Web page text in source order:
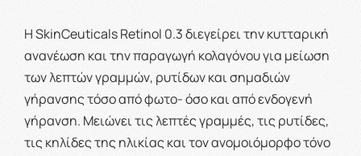
Η SkinCeuticals Retinol 0.3 διεγείρει την κυτταρική
ανανέωση και την παραγωγή κολαγόνου για μείωση
των λεπτών γραμμών, ρυτίδων και σημαδιών
γήρανσης τόσο από φωτο- όσο και από ενδογενή
γήρανση. Μειώνει τις λεπτές γραμμές, τις ρυτίδες,
τις κηλίδες της ηλικίας και τον ανομοιόμορφο τόνο